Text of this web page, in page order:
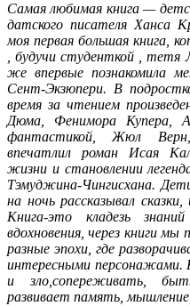
Самая любимая книга —
датского писателя Ханса
моя первая большая книга,
, будучи студенткой ,
же впервые познакомила
Сент-Экзюпери. В
время за чтением
Дюма, Фенимора Купера,
фантастикой, Жюл
впечатлил роман Исая
жизни и становлении
Тэмуджина-Чингисхана.
на ночь рассказывал
Книга-это кладезь
вдохновения, через книги мы
разные эпохи, где
интересными персонажами.
и зло,сопереживать,
развивает память,